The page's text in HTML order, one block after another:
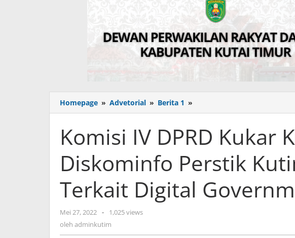
Homepage » Advetorial » Berita 1 »
IV
Kukar
Kunjungi
Diskominfo
Perstik
Shering
Terkait
Komisi IV DPRD Kukar
Diskominfo Perstik
Terkait Digital
Mei 27, 2022 oleh
adminkutim
-
1,025 views
oleh adminkutim